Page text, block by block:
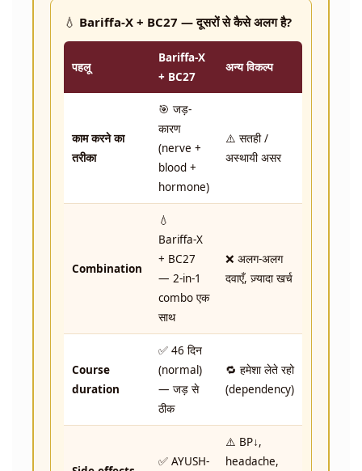
💧 Bariffa-X + BC27 — दूसरों से कैसे अलग है?
पहलू
Bariffa-X
+ BC27
अन्य विकल्प
काम करने का
तरीका
🎯 जड़-
कारण
(nerve +
blood +
hormone)
⚠️ सतही /
अस्थायी असर
Combination
💧
Bariffa-X
+ BC27
— 2-in-1
combo एक
साथ
❌ अलग-अलग
दवाएँ, ज़्यादा खर्च
Course
duration
✅ 46 दिन
(normal)
— जड़ से
ठीक
🔁 हमेशा लेते रहो
(dependency)
✅ AYUSH-
⚠️ BP↓,
headache,